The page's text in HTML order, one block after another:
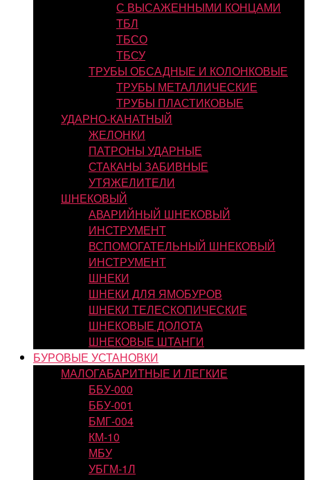
С ВЫСАЖЕННЫМИ КОНЦАМИ
ТБЛ
ТБСО
ТБСУ
ТРУБЫ ОБСАДНЫЕ И КОЛОНКОВЫЕ
ТРУБЫ МЕТАЛЛИЧЕСКИЕ
ТРУБЫ ПЛАСТИКОВЫЕ
УДАРНО-КАНАТНЫЙ
ЖЕЛОНКИ
ПАТРОНЫ УДАРНЫЕ
СТАКАНЫ ЗАБИВНЫЕ
УТЯЖЕЛИТЕЛИ
ШНЕКОВЫЙ
АВАРИЙНЫЙ ШНЕКОВЫЙ
ИНСТРУМЕНТ
ВСПОМОГАТЕЛЬНЫЙ ШНЕКОВЫЙ
ИНСТРУМЕНТ
ШНЕКИ
ШНЕКИ ДЛЯ ЯМОБУРОВ
ШНЕКИ ТЕЛЕСКОПИЧЕСКИЕ
ШНЕКОВЫЕ ДОЛОТА
ШНЕКОВЫЕ ШТАНГИ
БУРОВЫЕ УСТАНОВКИ
МАЛОГАБАРИТНЫЕ И ЛЕГКИЕ
ББУ-000
ББУ-001
БМГ-004
КМ-10
МБУ
УБГМ-1Л